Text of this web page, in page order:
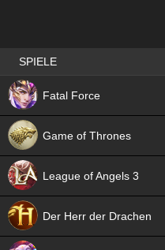
Best RPG games in Germany
SPIELE
Fatal Force
Game of Thrones
League of Angels 3
Der Herr der Drachen